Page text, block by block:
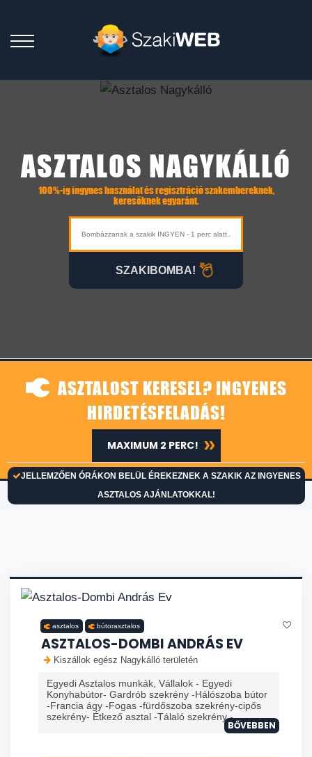
ASZTALOS NAGYKÁLLÓ
100%-ig ingynes használat és regisztráció szakembereknek,
keresőknek egyaránt.
SZAKIBOMBA!
ASZTALOST KERESEL? INGYENES
HIRDETÉSFELADÁS!
JELLEMZŐEN ÓRÁKON BELÜL ÉREKEZNEK A SZAKIK AZ INGYENES
ASZTALOS AJÁNLATOKKAL!
MAXIMUM 2 PERC!
asztalos bútorasztalos
ASZTALOS-DOMBI ANDRÁS EV
Kiszállok egész Nagykálló területén
Egyedi Asztalos munkák, Vállalok - Egyedi
Konyhabútor- Gardrób szekrény -Hálószoba bútor
-Francia ágy -Fogas -fürdőszoba szekrény-cipős
szekrény- Étkező asztal -Tálaló szekrény - ...
BŐVEBBEN